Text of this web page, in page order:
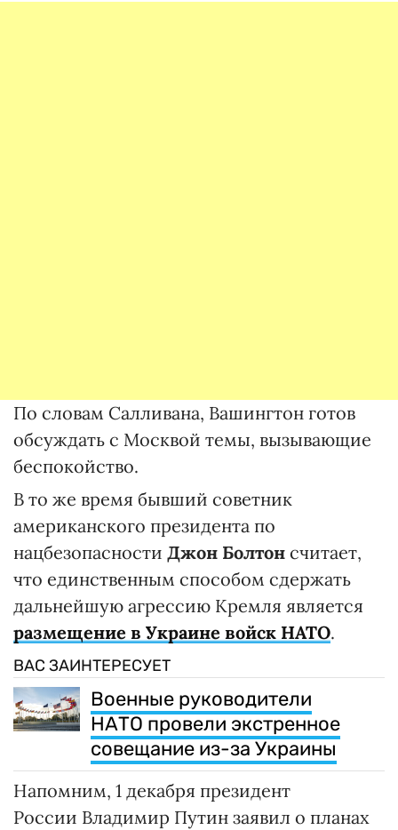
По словам Салливана, Вашингтон готов
обсуждать с Москвой темы, вызывающие
беспокойство.
В то же время бывший советник
американского президента по
нацбезопасности Джон Болтон считает,
что единственным способом сдержать
дальнейшую агрессию Кремля является
размещение в Украине войск НАТО.
ВАС ЗАИНТЕРЕСУЕТ
Военные руководители
НАТО провели экстренное
совещание из-за Украины
Напомним, 1 декабря президент
России Владимир Путин заявил о планах